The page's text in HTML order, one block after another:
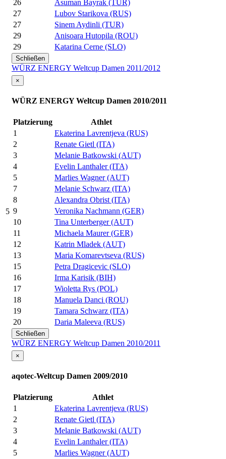
26
Asuman Bayrak (TUR)
27
Lubov Starikova (RUS)
27
Sinem Aydinli (TUR)
29
Anisoara Hutopila (ROU)
29
Katarina Cerne (SLO)
Schließen
WÜRZ ENERGY Weltcup Damen 2011/2012
5
×
WÜRZ ENERGY Weltcup Damen 2010/2011
Platzierung
Athlet
1
Ekaterina Lavrentjeva (RUS)
2
Renate Gietl (ITA)
3
Melanie Batkowski (AUT)
4
Evelin Lanthaler (ITA)
5
Marlies Wagner (AUT)
7
Melanie Schwarz (ITA)
8
Alexandra Obrist (ITA)
9
Veronika Nachmann (GER)
10
Tina Unterberger (AUT)
11
Michaela Maurer (GER)
12
Katrin Mladek (AUT)
13
Maria Komarevtseva (RUS)
15
Petra Dragicevic (SLO)
16
Irma Karisik (BIH)
17
Wioletta Rys (POL)
18
Manuela Danci (ROU)
19
Tamara Schwarz (ITA)
20
Daria Maleeva (RUS)
Schließen
WÜRZ ENERGY Weltcup Damen 2010/2011
×
aqotec-Weltcup Damen 2009/2010
Platzierung
Athlet
1
Ekaterina Lavrentjeva (RUS)
2
Renate Gietl (ITA)
3
Melanie Batkowski (AUT)
4
Evelin Lanthaler (ITA)
5
Marlies Wagner (AUT)